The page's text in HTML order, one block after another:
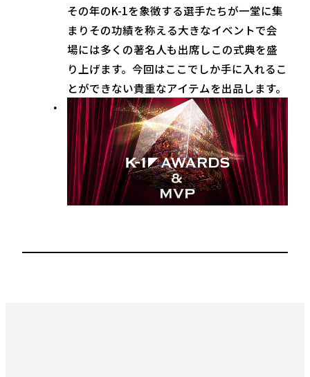
その年のK-1を象徴する選手たちが一堂に集
まりその功績を称える大きなイベントで会
場には多くの著名人も出席しこの式典を盛
り上げます。今回はここでしか手に入れるこ
とができない貴重なアイテムを出品します。